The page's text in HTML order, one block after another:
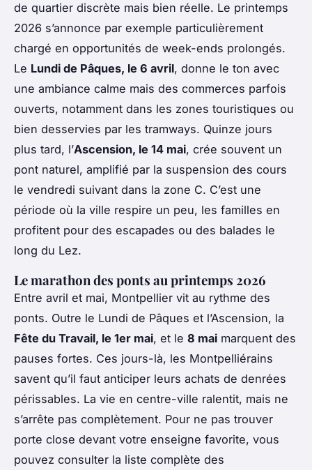
de quartier discrète mais bien réelle. Le printemps
2026 s’annonce par exemple particulièrement
chargé en opportunités de week-ends prolongés.
Le Lundi de Pâques, le 6 avril, donne le ton avec
une ambiance calme mais des commerces parfois
ouverts, notamment dans les zones touristiques ou
bien desservies par les tramways. Quinze jours
plus tard, l’Ascension, le 14 mai, crée souvent un
pont naturel, amplifié par la suspension des cours
le vendredi suivant dans la zone C. C’est une
période où la ville respire un peu, les familles en
profitent pour des escapades ou des balades le
long du Lez.
Le marathon des ponts au printemps 2026
Entre avril et mai, Montpellier vit au rythme des
ponts. Outre le Lundi de Pâques et l’Ascension, la
Fête du Travail, le 1er mai, et le 8 mai marquent des
pauses fortes. Ces jours-là, les Montpelliérains
savent qu’il faut anticiper leurs achats de denrées
périssables. La vie en centre-ville ralentit, mais ne
s’arrête pas complètement. Pour ne pas trouver
porte close devant votre enseigne favorite, vous
pouvez consulter la liste complète des